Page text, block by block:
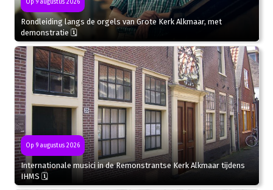
Op 9 augustus 2026
Rondleiding langs de orgels van Grote Kerk Alkmaar, met
demonstratie 🗓
Op 9 augustus 2026
Internationale musici in de Remonstrantse Kerk Alkmaar tijdens
IHMS 🗓